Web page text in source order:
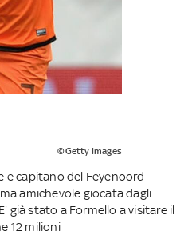
©Getty Images
e capitano del Feyenoord
amichevole giocata dagli
già stato a Formello a visitare il
12 milioni